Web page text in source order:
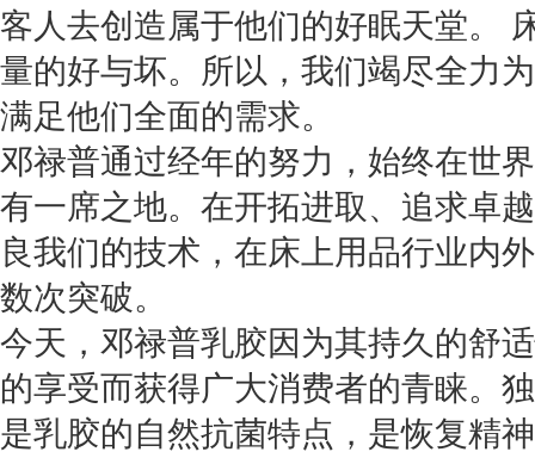
客人去创造属于他们的好眠天堂。
量的好与坏。所以，我们竭尽全力
满足他们全面的需求。
邓禄普通过经年的努力，始终在世
有一席之地。在开拓进取、追求卓
良我们的技术，在床上用品行业内
数次突破。
今天，邓禄普乳胶因为其持久的舒
的享受而获得广大消费者的青睐。
是乳胶的自然抗菌特点，是恢复精